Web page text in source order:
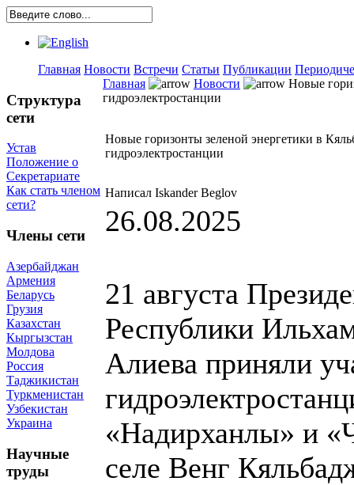
Главная Новости Встречи Статьи Публикации
Структура
сети
Устав
Положение о
Секретариате
Как стать членом
сети?
Члены сети
Азербайджан
Армения
Беларусь
Грузия
Казахстан
Кыргызстан
Молдова
Россия
Таджикистан
Туркменистан
Узбекистан
Украина
Научные
труды
Главная Новости
Новые
гидроэлектростанции
Новые горизонты зеленой энергетики в
гидроэлектростанции
Написал Iskander Beglov
26.08.2025
21 августа
Республики
Алиева приняли
«Надирханлы» и
селе Венг